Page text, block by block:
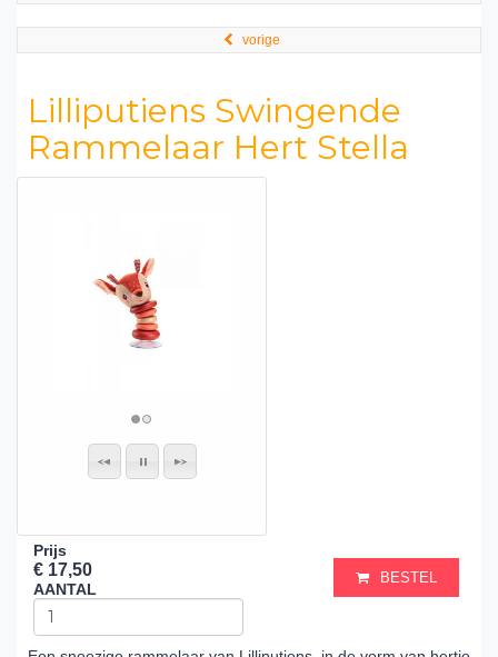
vorige
Lilliputiens Swingende
Rammelaar Hert Stella
Prijs
€ 17,50
AANTAL
BESTEL